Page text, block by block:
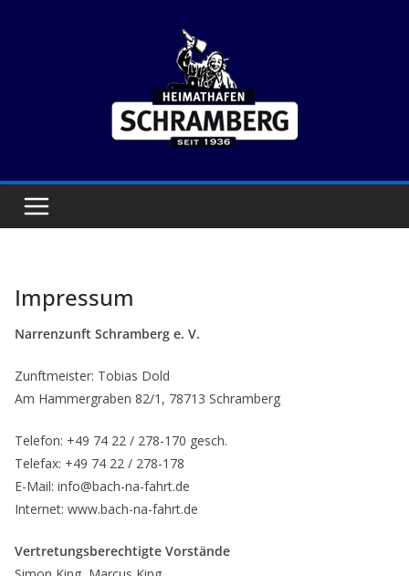
Impressum
Narrenzunft Schramberg e. V.
Zunftmeister: Tobias Dold
Am Hammergraben 82/1, 78713 Schramberg
Telefon: +49 74 22 / 278-170 gesch.
Telefax: +49 74 22 / 278-178
E-Mail: info@bach-na-fahrt.de
Internet: www.bach-na-fahrt.de
Vertretungsberechtigte Vorstände